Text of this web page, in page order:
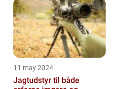
11 may 2024
Jagtudstyr til både